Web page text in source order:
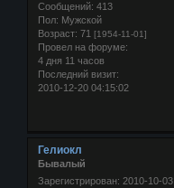
Сообщений: 413
Пол: Мужской
Возраст: 71 [1954-11-01]
Провел на форуме:
4 дня 11 часов
Последний визит:
2010-12-20 04:15:02
Гелиокл
Бывалый
Зарегистрирован: 2010-10-03